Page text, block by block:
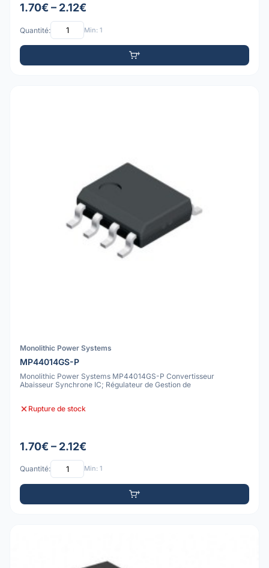
1.70€ – 2.12€
Quantité: Min: 1
Monolithic Power Systems
MP44014GS-P
Monolithic Power Systems MP44014GS-P Convertisseur
Abaisseur Synchrone IC; Régulateur de Gestion de
Rupture de stock
1.70€ – 2.12€
Quantité: Min: 1